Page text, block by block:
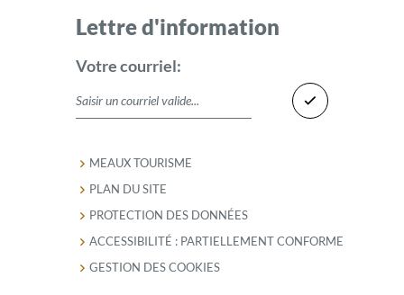
Lettre d'information
Votre courriel:
MEAUX TOURISME
PLAN DU SITE
PROTECTION DES DONNÉES
ACCESSIBILITÉ : PARTIELLEMENT CONFORME
GESTION DES COOKIES